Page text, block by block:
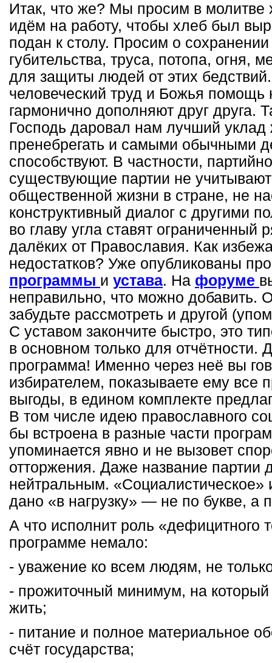
Итак, что же? Мы просим в
идём на работу, чтобы хлеб был
подан к столу. Просим о сохранении
губительства, труса, потопа, огня,
для защиты людей от этих
человеческий труд и Божья помощь
гармонично дополняют друг друга.
Господь даровал нам лучший
пренебрегать и самыми обычными
способствуют. В частности,
существующие партии не учитывают
общественной жизни в стране, не
конструктивный диалог с другими
во главу угла ставят ограниченный
далёких от Православия. Как
недостатков? Уже опубликованы
программы и устава. На форуме
неправильно, что можно добавить.
забудьте рассмотреть и другой
С уставом закончите быстро, это
в основном только для отчётности.
программа! Именно через неё вы
избирателем, показываете ему все
выгоды, в едином комплекте
В том числе идею православного
бы встроена в разные части
упоминается явно и не вызовет
отторжения. Даже название партии
нейтральным. «Социалистическое»
дано «в нагрузку» — не по букве, а
А что исполнит роль «дефицитного
программе немало:
- уважение ко всем людям, не
- прожиточный минимум, на
жить;
- питание и полное материальное
счёт государства;